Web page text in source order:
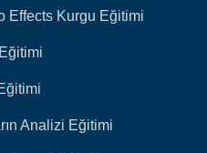
Effects Kurgu Eğitimi
Analizi Eğitimi